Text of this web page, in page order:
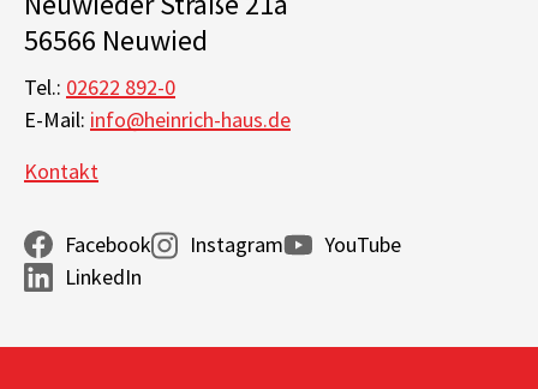
56566 Neuwied
Tel.: 02622 892-0
E-Mail: info@heinrich-haus.de
Kontakt
Facebook Instagram
YouTube
LinkedIn